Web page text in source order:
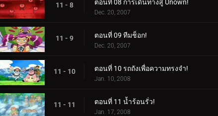
11 - 8 ตอนที่ 08 การเดินทางสู่ Unown!
Dec. 20, 2007
11 - 9 ตอนที่ 09 ทีมช็อก!
Dec. 20, 2007
11 - 10 ตอนที่ 10 รถถังเพื่อความทรงจำ!
Jan. 10, 2008
11 - 11 ตอนที่ 11 น้ำร้อนรั่ว!
Jan. 17, 2008